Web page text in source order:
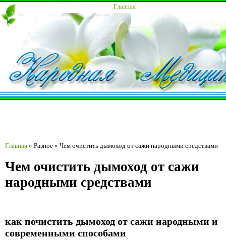
Главная
Главная » Разное » Чем очистить дымоход от сажи народными средствами
Чем очистить дымоход от сажи
народными средствами
как почистить дымоход от сажи народными и
современными способами